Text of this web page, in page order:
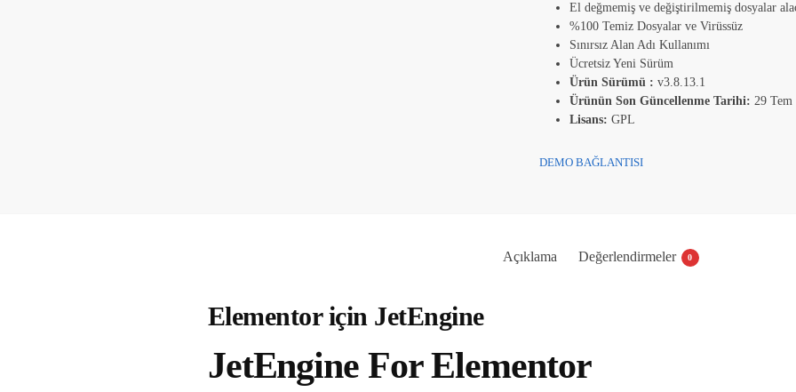
El değmemiş ve değiştirilmemiş dosyalar
%100 Temiz Dosyalar ve Virüssüz
Sınırsız Alan Adı Kullanımı
Ücretsiz Yeni Sürüm
Ürün Sürümü : v3.8.13.1
Ürünün Son Güncellenme Tarihi: 29 Tem
Lisans: GPL
DEMO BAĞLANTISI
Açıklama Değerlendirmeler 0
Elementor için JetEngine
JetEngine For Elementor